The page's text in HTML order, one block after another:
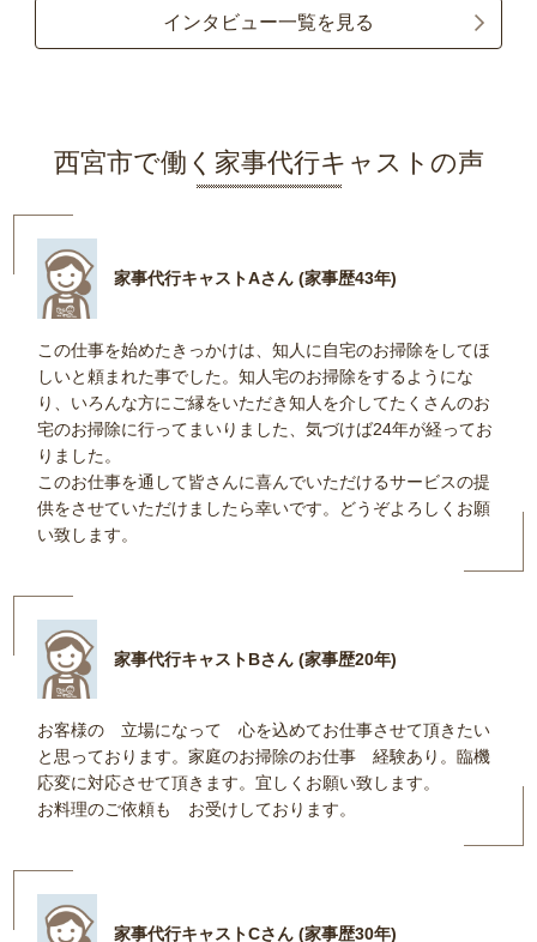
インタビュー一覧を見る
西宮市で働く家事代行キャストの声
家事代行キャストAさん (家事歴43年)
この仕事を始めたきっかけは、知人に自宅のお掃除をしてほ
しいと頼まれた事でした。知人宅のお掃除をするようにな
り、いろんな方にご縁をいただき知人を介してたくさんのお
宅のお掃除に行ってまいりました、気づけば24年が経ってお
りました。
このお仕事を通して皆さんに喜んでいただけるサービスの提
供をさせていただけましたら幸いです。どうぞよろしくお願
い致します。
家事代行キャストBさん (家事歴20年)
お客様の 立場になって 心を込めてお仕事させて頂きたい
と思っております。家庭のお掃除のお仕事 経験あり。臨機
応変に対応させて頂きます。宜しくお願い致します。
お料理のご依頼も お受けしております。
家事代行キャストCさん (家事歴30年)